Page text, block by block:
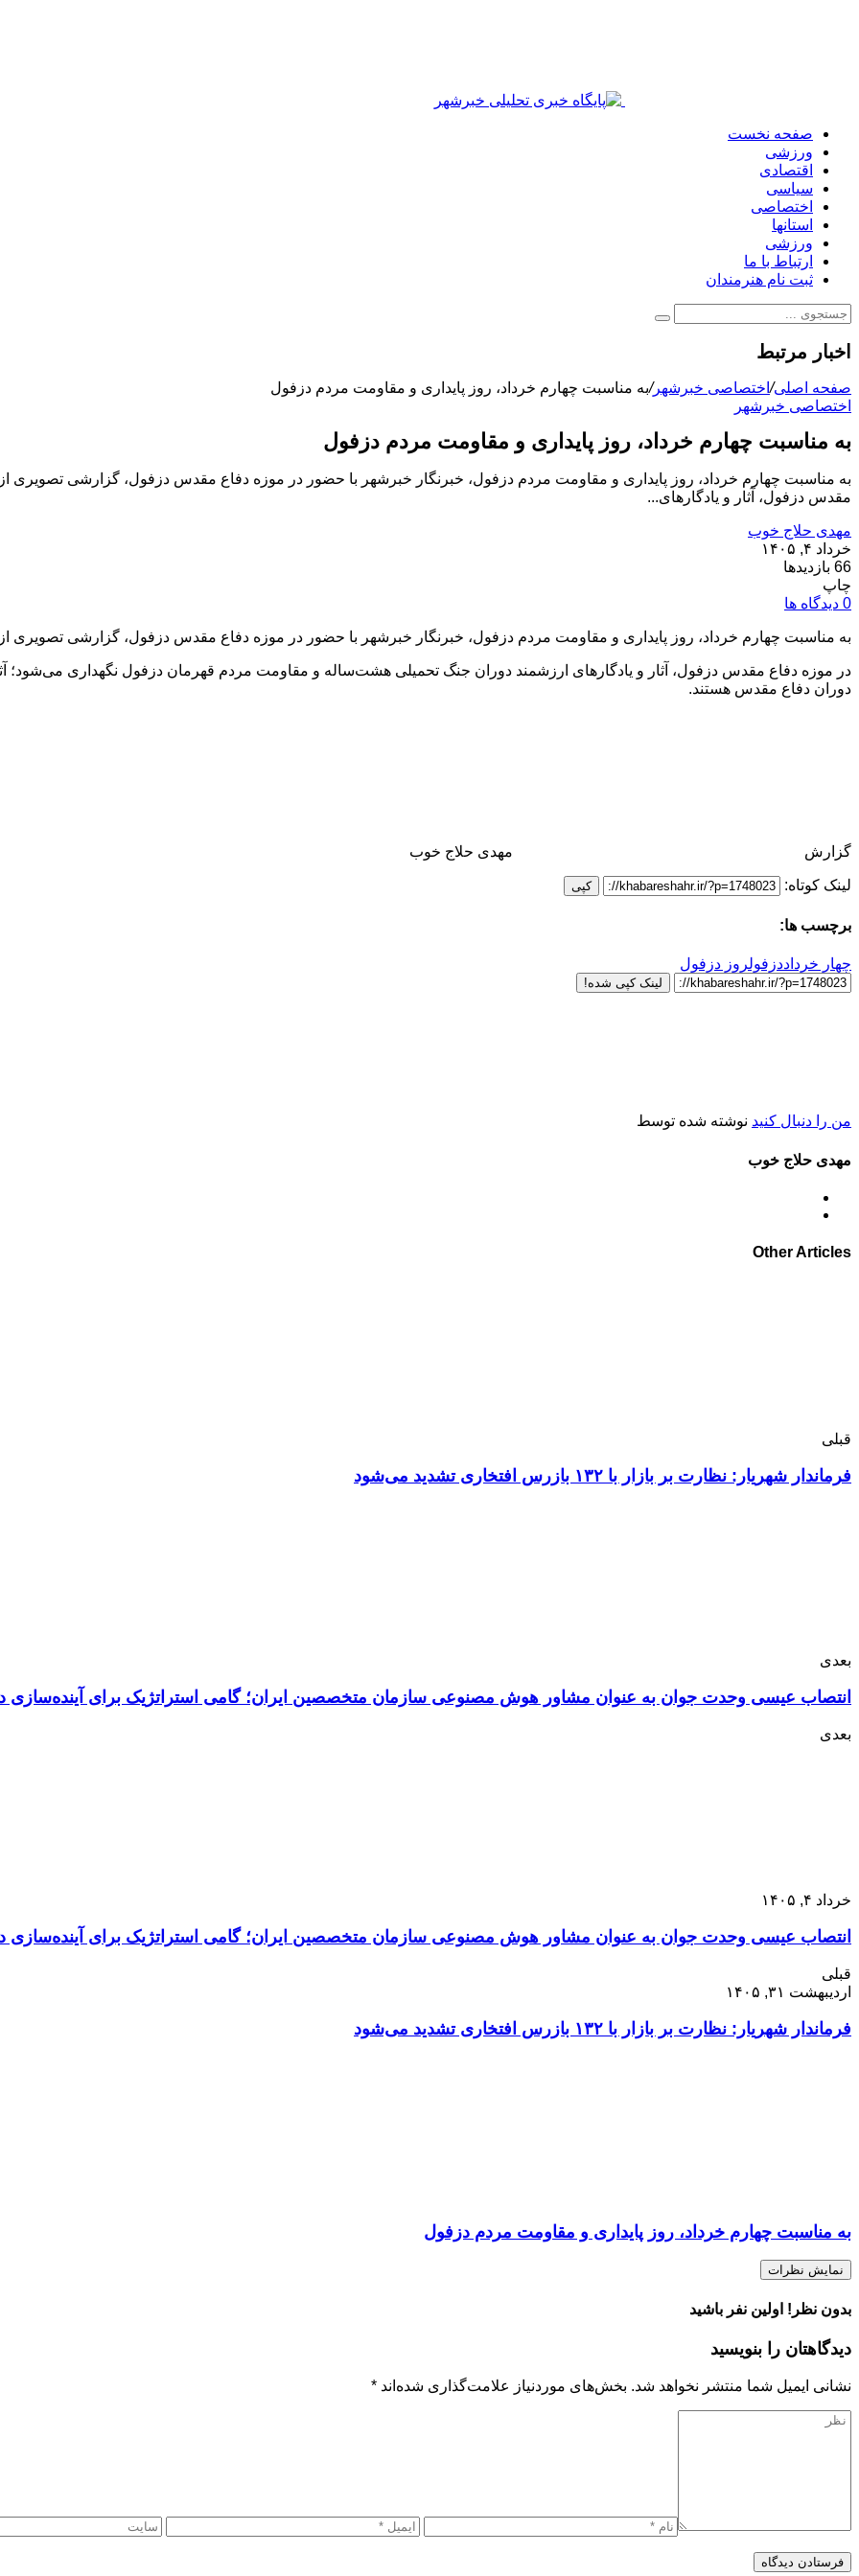
صفحه نخست
ورزشی
اقتصادی
سیاسی
اختصاصی
استانها
ورزشی
ارتباط با ما
ثبت نام هنرمندان
اخبار مرتبط
صفحه اصلی/اختصاصی خبرشهر/به مناسبت چهارم خرداد، روز پایداری و مقاومت مردم دزفول
اختصاصی خبرشهر
به مناسبت چهارم خرداد، روز پایداری و مقاومت مردم دزفول
به مناسبت چهارم خرداد، روز پایداری و مقاومت مردم دزفول، خبرنگار خبرشهر با حضور در موزه دفاع مقدس دزفول، گزارشی تصویری
مقدس دزفول، آثار و یادگارهای...
مهدی حلاج خوب
خرداد ۴, ۱۴۰۵
66 بازدیدها
چاپ
0 دیدگاه ها
به مناسبت چهارم خرداد، روز پایداری و مقاومت مردم دزفول، خبرنگار خبرشهر با حضور در موزه دفاع مقدس دزفول، گزارشی تصویری
در موزه دفاع مقدس دزفول، آثار و یادگارهای ارزشمند دوران جنگ تحمیلی هشت‌ساله و مقاومت مردم قهرمان دزفول نگهداری می‌شود؛
دوران دفاع مقدس هستند.
گزارش مهدی حلاج خوب
لینک کوتاه: کپی
برچسب ها:
چهار خرداددزفولروز دزفول
لینک کپی شده!
من را دنبال کنید نوشته شده توسط
مهدی حلاج خوب
Other Articles
قبلی
فرماندار شهریار: نظارت بر بازار با ۱۳۲ بازرس افتخاری تشدید می‌شود
بعدی
انتصاب عیسی وحدت جوان به عنوان مشاور هوش مصنوعی سازمان متخصصین ایران؛ گامی استراتژیک برای آینده‌سازی
بعدی
خرداد ۴, ۱۴۰۵
انتصاب عیسی وحدت جوان به عنوان مشاور هوش مصنوعی سازمان متخصصین ایران؛ گامی استراتژیک برای آینده‌سازی
قبلی
اردیبهشت ۳۱, ۱۴۰۵
فرماندار شهریار: نظارت بر بازار با ۱۳۲ بازرس افتخاری تشدید می‌شود
به مناسبت چهارم خرداد، روز پایداری و مقاومت مردم دزفول
نمایش نظرات
بدون نظر! اولین نفر باشید
دیدگاهتان را بنویسید
نشانی ایمیل شما منتشر نخواهد شد. بخش‌های موردنیاز علامت‌گذاری شده‌اند *